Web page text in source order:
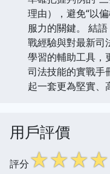
理由），避免“以
服力的關鍵。 結
戰經驗與對最新司
學習的輔助工具，
司法技能的實戰手
起一套更為堅實、
用戶評價
評分☆☆☆☆